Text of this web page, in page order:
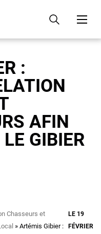
:
AFIN
GIBIER
Chasseurs et
Artémis Gibier :
LE 19
FÉVRIER